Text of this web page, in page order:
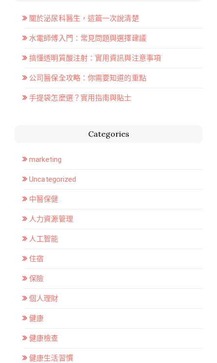
關於泌尿科醫生，這篇一次說清楚
水電師傅入門：常見問題與選擇建議
搞懂透明質酸注射：實用資訊與注意事項
公司醫保全攻略：你需要知道的重點
手提袋怎麼選？實用指南與貼士
Categories
marketing
Uncategorized
中醫保健
人力資源管理
人工智能
住宿
保險
個人理財
健康
健康檢查
健康生活習慣